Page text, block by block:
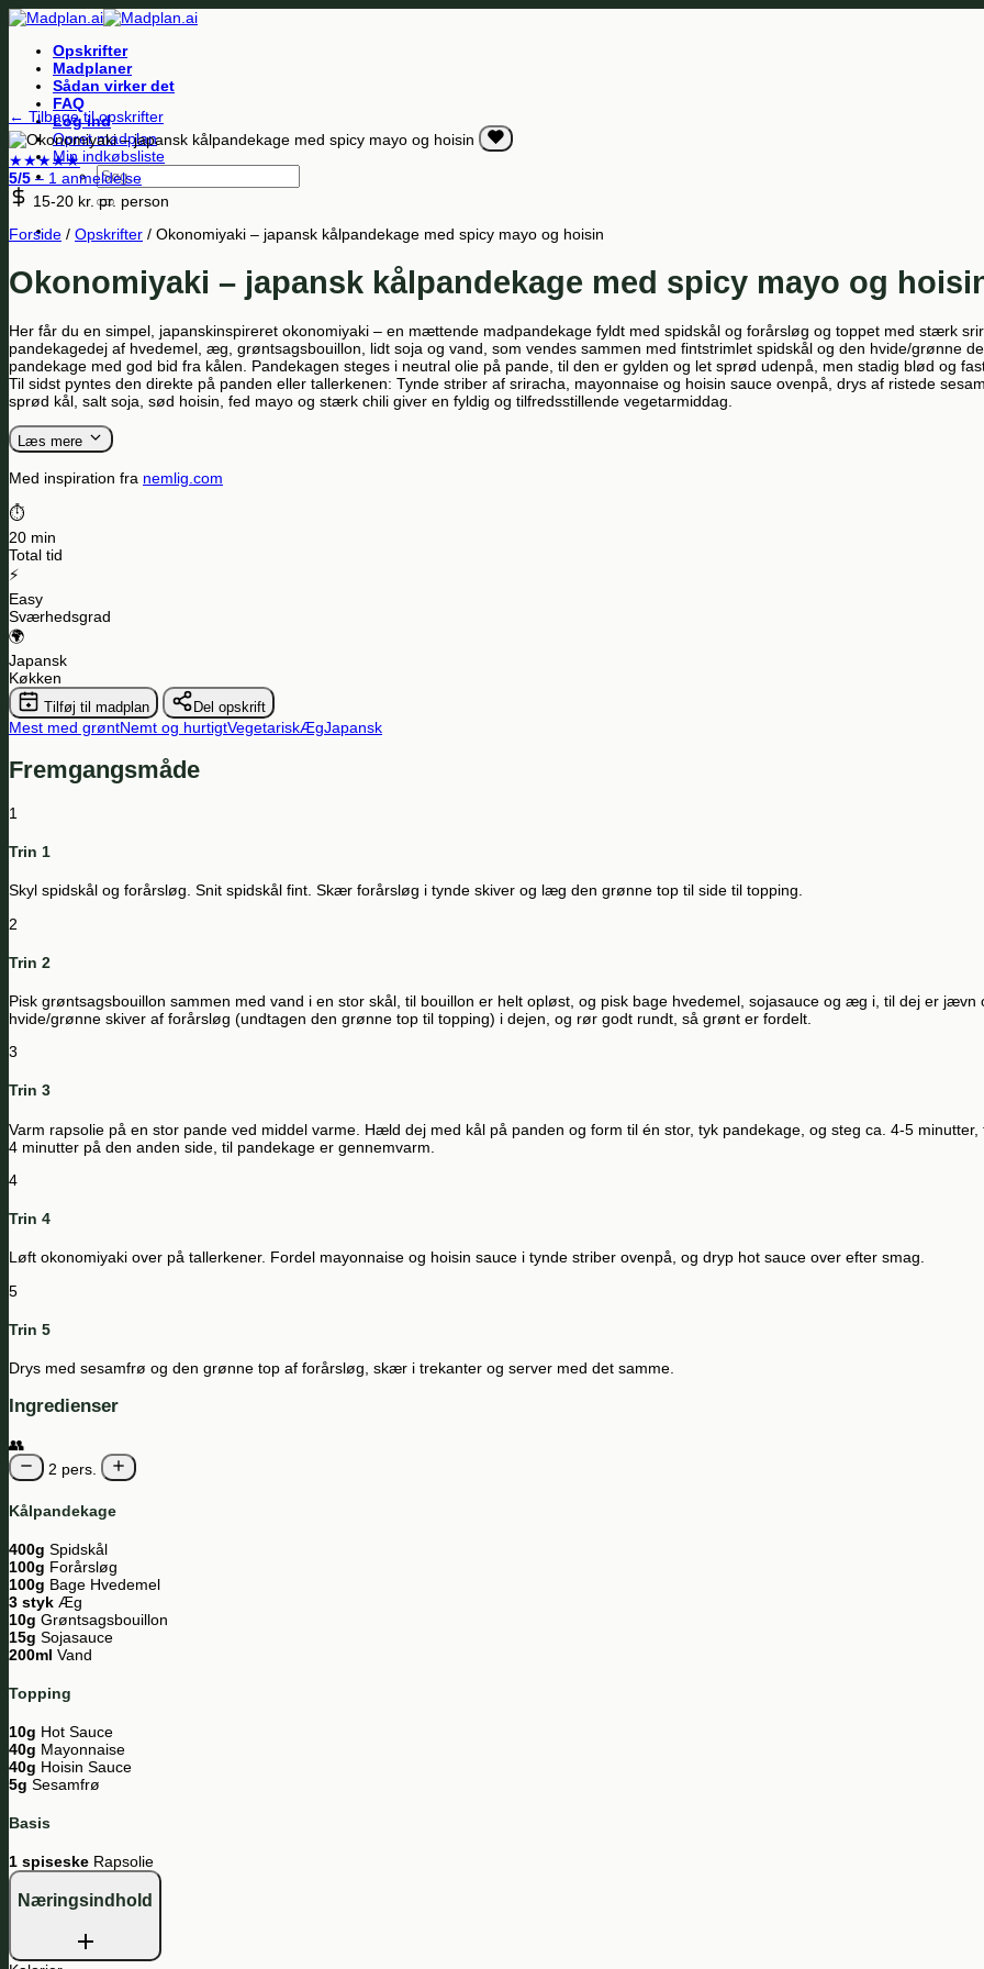
Fortsæt
indholdOpskrifter
Madplaner
Sådan virker det
FAQ
Log ind
Opret madplan
Min indkøbsliste
Søg
efter:
← Tilbage til opskrifter
★★★★★
5/5 – 1 anmeldelse
15-20 kr. pr. person
Forside / Opskrifter / Okonomiyaki – japansk kålpandekage med spicy mayo og hoisin
Okonomiyaki – japansk kålpandekage med spicy mayo og
Her får du en simpel, japanskinspireret okonomiyaki – en mættende madpandekage fyldt med spidskål og forårsløg og toppet med stærk
pandekagedej af hvedemel, æg, grøntsagsbouillon, lidt soja og vand, som vendes sammen med fintstrimlet spidskål og den hvide/grønne
pandekage med god bid fra kålen. Pandekagen steges i neutral olie på pande, til den er gylden og let sprød udenpå, men stadig blød og
Til sidst pyntes den direkte på panden eller tallerkenen: Tynde striber af sriracha, mayonnaise og hoisin sauce ovenpå, drys af ristede
sprød kål, salt soja, sød hoisin, fed mayo og stærk chili giver en fyldig og tilfredsstillende vegetarmiddag.
Læs mere
Med inspiration fra nemlig.com
⏱️
20 min
Total tid
⚡
Easy
Sværhedsgrad
🌍
Japansk
Køkken
Tilføj til madplan Del opskrift
Mest med grøntNemt og hurtigtVegetariskÆgJapansk
Fremgangsmåde
1
Trin 1
Skyl spidskål og forårsløg. Snit spidskål fint. Skær forårsløg i tynde skiver og læg den grønne top til side til topping.
2
Trin 2
Pisk grøntsagsbouillon sammen med vand i en stor skål, til bouillon er helt opløst, og pisk bage hvedemel, sojasauce og æg i, til dej er jævn
hvide/grønne skiver af forårsløg (undtagen den grønne top til topping) i dejen, og rør godt rundt, så grønt er fordelt.
3
Trin 3
Varm rapsolie på en stor pande ved middel varme. Hæld dej med kål på panden og form til én stor, tyk pandekage, og steg ca. 4-5
4 minutter på den anden side, til pandekage er gennemvarm.
4
Trin 4
Løft okonomiyaki over på tallerkener. Fordel mayonnaise og hoisin sauce i tynde striber ovenpå, og dryp hot sauce over efter smag.
5
Trin 5
Drys med sesamfrø og den grønne top af forårsløg, skær i trekanter og server med det samme.
Ingredienser
👥
2 pers.
Kålpandekage
400g Spidskål
100g Forårsløg
100g Bage Hvedemel
3 styk Æg
10g Grøntsagsbouillon
15g Sojasauce
200ml Vand
Topping
10g Hot Sauce
40g Mayonnaise
40g Hoisin Sauce
5g Sesamfrø
Basis
1 spiseske Rapsolie
Næringsindhold